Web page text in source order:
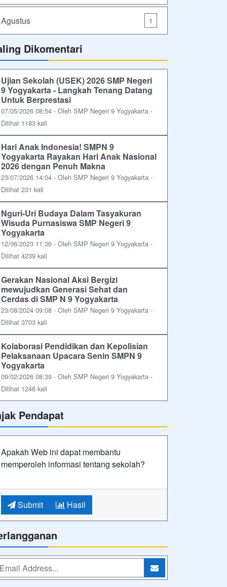
Agustus 1
Dikomentari
Ujian Sekolah (USEK) 2026 SMP Negeri
9 Yogyakarta - Langkah Tenang Datang
Untuk Berprestasi
07/05/2026 08:54 - Oleh SMP Negeri 9 Yogyakarta -
Dilihat 1183 kali
Hari Anak Indonesia! SMPN 9
Yogyakarta Rayakan Hari Anak Nasional
2026 dengan Penuh Makna
23/07/2026 14:04 - Oleh SMP Negeri 9 Yogyakarta -
Dilihat 231 kali
Nguri-Uri Budaya Dalam Tasyakuran
Wisuda Purnasiswa SMP Negeri 9
Yogyakarta
12/06/2023 11:36 - Oleh SMP Negeri 9 Yogyakarta -
Dilihat 4239 kali
Gerakan Nasional Aksi Bergizi
mewujudkan Generasi Sehat dan
Cerdas di SMP N 9 Yogyakarta
23/08/2024 09:08 - Oleh SMP Negeri 9 Yogyakarta -
Dilihat 3703 kali
Kolaborasi Pendidikan dan Kepolisian
Pelaksanaan Upacara Senin SMPN 9
Yogyakarta
09/02/2026 08:39 - Oleh SMP Negeri 9 Yogyakarta -
Dilihat 1246 kali
Pendapat
Apakah Web ini dapat membantu
memperoleh informasi tentang sekolah?
Submit Hasil